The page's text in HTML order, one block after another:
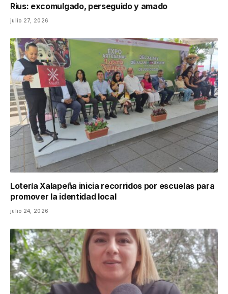
Rius: excomulgado, perseguido y amado
julio 27, 2026
Lotería Xalapeña inicia recorridos por escuelas para
promover la identidad local
julio 24, 2026